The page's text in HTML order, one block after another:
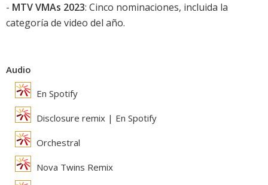
- MTV VMAs 2023: Cinco nominaciones, incluida la
categoría de video del año.
Audio
En Spotify
Disclosure remix | En Spotify
Orchestral
Nova Twins Remix